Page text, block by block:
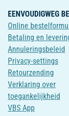
EENVOUDIGWEG
Online
Betaling en
Annuleringsbeleid
Privacy-settings
Retourzending
Verklaring over
toegankelijkheid
VBS App